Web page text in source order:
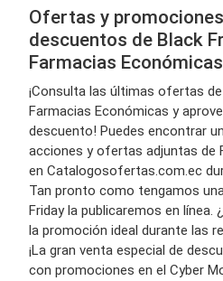
Ofertas y
descuentos de Black
Farmacias Económicas
¡Consulta las últimas ofertas de
Farmacias Económicas y
descuento! Puedes encontrar
acciones y ofertas adjuntas de
en Catalogosofertas.com.ec
Tan pronto como tengamos
Friday la publicaremos en línea.
la promoción ideal durante las
¡La gran venta especial de
con promociones en el Cyber